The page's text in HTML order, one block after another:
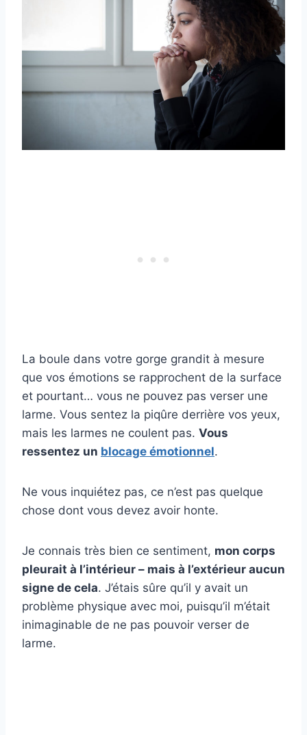
La boule dans votre gorge grandit à mesure
que vos émotions se rapprochent de la surface
et pourtant… vous ne pouvez pas verser une
larme. Vous sentez la piqûre derrière vos yeux,
mais les larmes ne coulent pas. Vous
ressentez un blocage émotionnel.
Ne vous inquiétez pas, ce n’est pas quelque
chose dont vous devez avoir honte.
Je connais très bien ce sentiment, mon corps
pleurait à l’intérieur – mais à l’extérieur aucun
signe de cela. J’étais sûre qu’il y avait un
problème physique avec moi, puisqu’il m’était
inimaginable de ne pas pouvoir verser de
larme.